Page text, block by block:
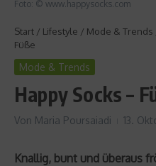
Foto: © www.happysocks.com
Start / Lifestyle / Mode & Trends
Füße
Mode & Trends
Happy Socks –
Von Maria Poursaiadi 13.
Knallig, bunt und überaus